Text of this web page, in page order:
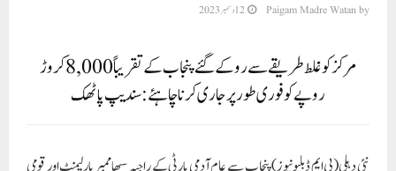
by
Paigam Madre Watan 12 دسمبر 2023
مرکز کو غلط طریقے سے روکے گئے پنجاب کے تقریباً 8,000 کروڑ
روپے کو فوری طور پر جاری کرنا چاہئے: سندیپ پاٹھک